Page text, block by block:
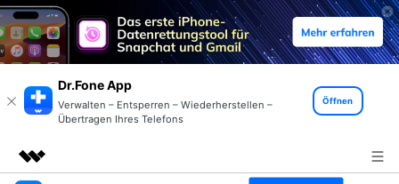
Dr.Fone App
Verwalten – Entsperren – Wiederherstellen –
Übertragen Ihres Telefons
Öffnen